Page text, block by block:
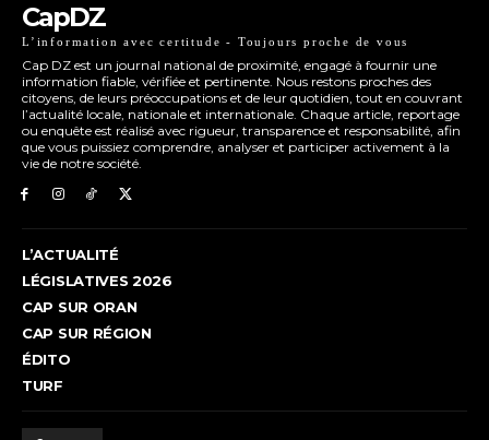
CapDZ
L’information avec certitude - Toujours proche de vous
Cap DZ est un journal national de proximité, engagé à fournir une
information fiable, vérifiée et pertinente. Nous restons proches des
citoyens, de leurs préoccupations et de leur quotidien, tout en couvrant
l’actualité locale, nationale et internationale. Chaque article, reportage
ou enquête est réalisé avec rigueur, transparence et responsabilité, afin
que vous puissiez comprendre, analyser et participer activement à la
vie de notre société.
L’ACTUALITÉ
LÉGISLATIVES 2026
CAP SUR ORAN
CAP SUR RÉGION
ÉDITO
TURF